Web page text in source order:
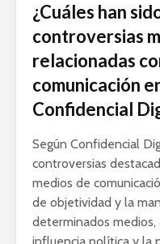
¿Cuáles han
controversias
relacionadas
comunicación
Confidencial
Según Confidencial
controversias
medios de
de objetividad y la
determinados